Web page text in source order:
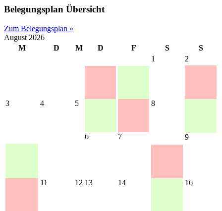
Belegungsplan Übersicht
Zum Belegungsplan »
August 2026
M
D M D F S
S
1
2
3 4 5
6 7
8
9
11 12 13 14 16